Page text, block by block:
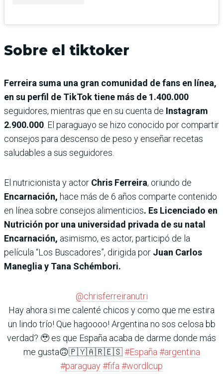
Sobre el tiktoker
Ferreira suma una gran comunidad de fans en línea,
en su perfil de TikTok tiene más de 1.400.000
seguidores, mientras que en su cuenta de Instagram
2.900.000. El paraguayo se hizo conocido por compartir
consejos para descenso de peso y enseñar recetas
saludables a sus seguidores.
El nutricionista y actor Chris Ferreira, oriundo de
Encarnación, hace más de 6 años comparte contenido
en línea sobre consejos alimenticios. Es Licenciado en
Nutrición por una universidad privada de su natal
Encarnación, asimismo, es actor, participó de la
película “Los Buscadores”, dirigida por Juan Carlos
Maneglia y Tana Schémbori.
@chrisferreiranutri
Hay ahora si me calenté chicos y como que me estira
un lindo trío! Que hagoooo! Argentina no sos celosa bb
verdad? 🥹 es que España acaba de darme donde más
me gusta🙃🇵🇾🇦🇷🇪🇸#España #argentina
#paraguay#fifa #wordlcup